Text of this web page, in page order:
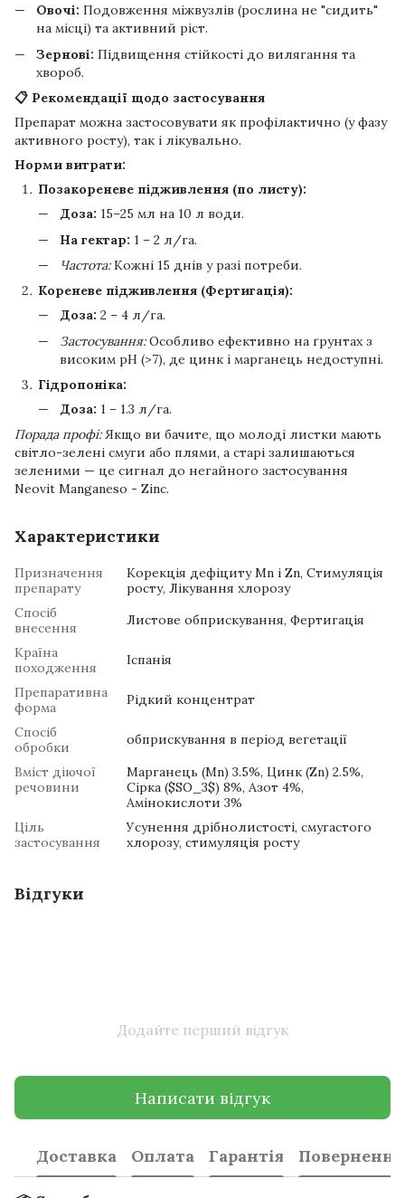
Овочі: Подовження міжвузлів (рослина не "сидить"
на місці) та активний ріст.
Зернові: Підвищення стійкості до вилягання та
хвороб.
📋 Рекомендації щодо застосування
Препарат можна застосовувати як профілактично (у фазу
активного росту), так і лікувально.
Норми витрати:
Позакореневе підживлення (по листу):
Доза: 15–25 мл на 10 л води.
На гектар: 1 – 2 л/га.
Частота:Кожні 15 днів у разі потреби.
Кореневе підживлення (Фертигація):
Доза: 2 – 4 л/га.
Застосування:Особливо ефективно на ґрунтах з
високим pH (>7), де цинк і марганець недоступні.
Гідропоніка:
Доза: 1 – 1.3 л/га.
Порада профі:Якщо ви бачите, що молоді листки мають
світло-зелені смуги або плями, а старі залишаються
зеленими — це сигнал до негайного застосування
Neovit Manganeso - Zinc.
Характеристики
Призначення
препарату
Корекція дефіциту Mn і Zn, Стимуляція
росту, Лікування хлорозу
Спосіб
внесення
Листове обприскування, Фертигація
Країна
походження
Іспанія
Препаративна
форма
Рідкий концентрат
Спосіб
обробки
обприскування в період вегетації
Вміст діючої
речовини
Марганець (Mn) 3.5%, Цинк (Zn) 2.5%,
Сірка ($SO_3$) 8%, Азот 4%,
Амінокислоти 3%
Ціль
застосування
Усунення дрібнолистості, смугастого
хлорозу, стимуляція росту
Відгуки
Додайте перший відгук
Написати відгук
Доставка Оплата Гарантія Повернення